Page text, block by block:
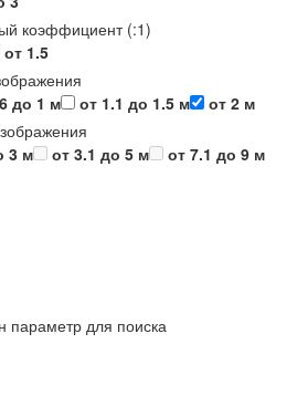
коэффициент (:1)
от 1.5
до 1 м от 1.1 до 1.5 м
от 2 м
3 м от 3.1 до 5 м
от 7.1 до 9 м
параметр для поиска